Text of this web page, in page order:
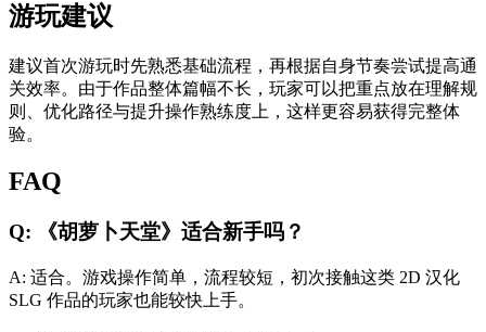
游玩建议
建议首次游玩时先熟悉基础流程，再根据自身节奏尝试提高通
关效率。由于作品整体篇幅不长，玩家可以把重点放在理解规
则、优化路径与提升操作熟练度上，这样更容易获得完整体
验。
FAQ
Q: 《胡萝卜天堂》适合新手吗？
A: 适合。游戏操作简单，流程较短，初次接触这类 2D 汉化
SLG 作品的玩家也能较快上手。